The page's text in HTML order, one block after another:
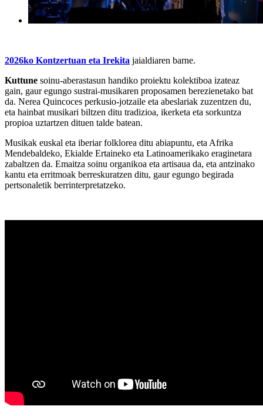
2026ko Kontzertuan eta Irekita jaialdiaren barne.
Kuttune soinu-aberastasun handiko proiektu kolektiboa izateaz
gain, gaur egungo sustrai-musikaren proposamen berezienetako bat
da. Nerea Quincoces perkusio-jotzaile eta abeslariak zuzentzen du,
eta hainbat musikari biltzen ditu tradizioa, ikerketa eta sorkuntza
propioa uztartzen dituen talde batean.
Musikak euskal eta iberiar folklorea ditu abiapuntu, eta Afrika
Mendebaldeko, Ekialde Ertaineko eta Latinoamerikako eraginetara
zabaltzen da. Emaitza soinu organikoa eta artisaua da, eta antzinako
kantu eta erritmoak berreskuratzen ditu, gaur egungo begirada
pertsonaletik berrinterpretatzeko.